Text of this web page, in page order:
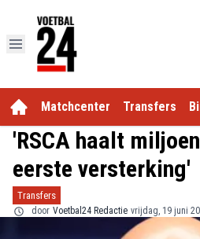
Matchcenter Transfers
'RSCA haalt
eerste versterking'
Transfers
door Voetbal24 Redactie vrijdag, 19 juni